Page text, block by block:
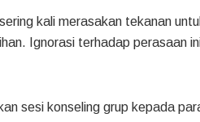
kali merasakan tekanan
Ignorasi terhadap perasaan
sesi konseling grup kepada